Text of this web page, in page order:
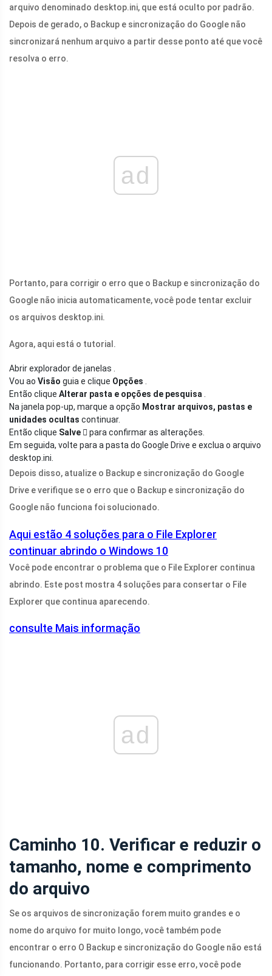
arquivo denominado desktop.ini, que está oculto por padrão.
Depois de gerado, o Backup e sincronização do Google não
sincronizará nenhum arquivo a partir desse ponto até que você
resolva o erro.
ad
Portanto, para corrigir o erro que o Backup e sincronização do
Google não inicia automaticamente, você pode tentar excluir
os arquivos desktop.ini.
Agora, aqui está o tutorial.
Abrir explorador de janelas .
Vou ao Visão guia e clique Opções
Então clique Alterar pasta e opções de pesquisa
Na janela pop-up, marque a opção Mostrar arquivos, pastas e
unidades ocultas continuar.
Então clique Salve  para confirmar as alterações.
Em seguida, volte para a pasta do Google Drive e exclua o arquivo
desktop.ini
Depois disso, atualize o Backup e sincronização do Google
Drive e verifique se o erro que o Backup e sincronização do
Google não funciona foi solucionado.
Aqui estão 4 soluções para o File Explorer
continuar abrindo o Windows 10
Você pode encontrar o problema que o File Explorer continua
abrindo. Este post mostra 4 soluções para consertar o File
Explorer que continua aparecendo.
consulte Mais informação
ad
Caminho 10. Verificar e reduzir o
tamanho, nome e comprimento
do arquivo
Se os arquivos de sincronização forem muito grandes e o
nome do arquivo for muito longo, você também pode
encontrar o erro O Backup e sincronização do Google não está
funcionando. Portanto, para corrigir esse erro, você pode